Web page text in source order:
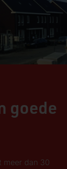
goede
meer dan 30